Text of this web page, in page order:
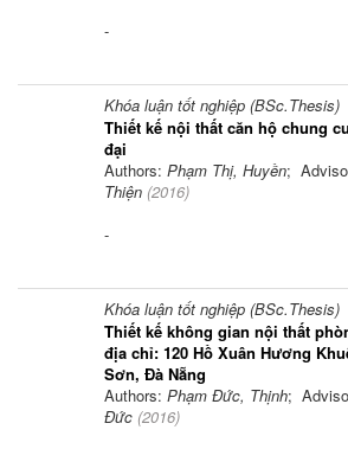
-
Khóa luận tốt nghiệp (BSc.Thesis)
Thiết kế nội thất căn hộ chung
đại
Authors: Phạm Thị, Huyền;
Thiện (2016)
-
Khóa luận tốt nghiệp (BSc.Thesis)
Thiết kế không gian nội thất
địa chỉ: 120 Hồ Xuân Hương
Sơn, Đà Nẵng
Authors: Phạm Đức, Thịnh;
Đức (2016)